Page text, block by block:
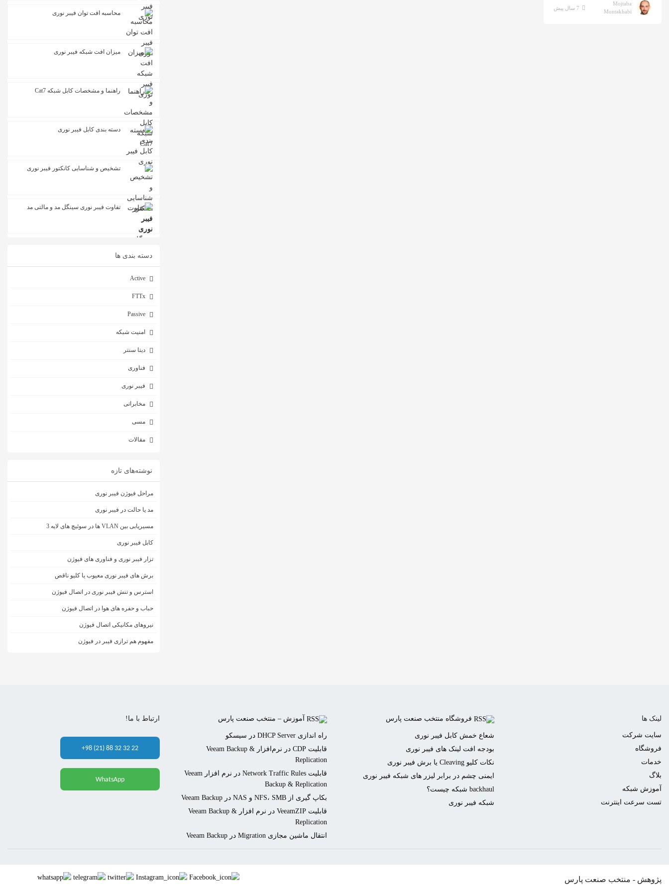
Mojtaba
Montakhabi
7 سال پیش
محاسبه افت توان فیبر نوری
میزان افت شبکه فیبر نوری
راهنما و مشخصات کابل شبکه Cat7
دسته بندی کابل فیبر نوری
تشخیص و شناسایی کانکتور فیبر نوری
تفاوت فیبر نوری سینگل مد و مالتی مد
دسته بندی ها
Active
FTTx
Passive
امنیت شبکه
دیتا سنتر
فناوری
فیبر نوری
مخابراتی
مسی
مقالات
نوشته‌های تازه
مراحل فیوژن فیبر نوری
مد یا حالت در فیبر نوری
مسیریابی بین VLAN ها در سوئیچ های لایه 3
کابل فیبر نوری
تزار فیبر نوری و فناوری های فیوژن
برش های فیبر نوری معیوب یا کلیو ناقص
استرس و تنش فیبر نوری در اتصال فیوژن
حباب و حفره‌ های هوا در اتصال فیوژن
نیروهای مکانیکی اتصال فیوژن
مفهوم هم ترازی فیبر در فیوژن
لینک ها
سایت شرکت
فروشگاه
خدمات
بلاگ
آموزش شبکه
تست سرعت اینترنت
فروشگاه منتخب صنعت پارس
شعاع خمش کابل فیبر نوری
بودجه افت لینک های فیبر نوری
نکات کلیو Cleaving یا برش فیبر نوری
ایمنی چشم در برابر لیزر های شبکه فیبر نوری
backhaul شبکه چیست؟
شبکه فیبر نوری
آموزش – منتخب صنعت پارس
راه اندازی DHCP Server در سیسکو
قابلیت CDP در نرم‌افزار Veeam Backup &
Replication
قابلیت Network Traffic Rules در نرم افزار Veeam
Backup & Replication
بکاپ گیری از NFS، SMB و NAS در Veeam Backup
قابلیت VeeamZIP در نرم افزار Veeam Backup &
Replication
انتقال ماشین مجازی Migration در Veeam Backup
ارتباط با ما!
+98 (21) 88 32 32 22
WhatsApp
پژوهش - منتخب صنعت پارس